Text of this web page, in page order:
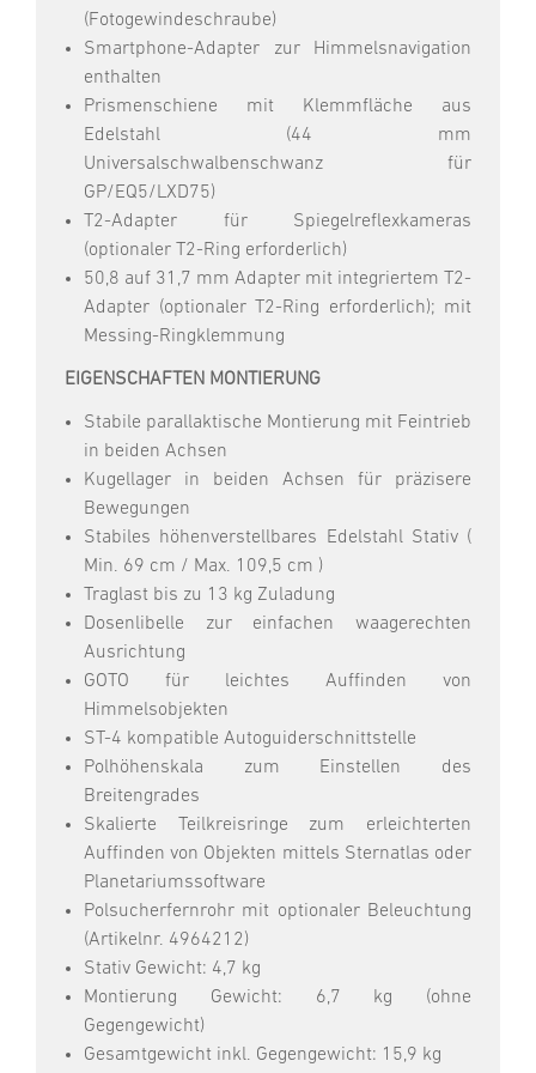
(Fotogewindeschraube)
Smartphone-Adapter zur Himmelsnavigation
enthalten
Prismenschiene mit Klemmfläche aus
Edelstahl (44 mm
Universalschwalbenschwanz für
GP/EQ5/LXD75)
T2-Adapter für Spiegelreflexkameras
(optionaler T2-Ring erforderlich)
50,8 auf 31,7 mm Adapter mit integriertem T2-
Adapter (optionaler T2-Ring erforderlich); mit
Messing-Ringklemmung
EIGENSCHAFTEN MONTIERUNG
Stabile parallaktische Montierung mit Feintrieb
in beiden Achsen
Kugellager in beiden Achsen für präzisere
Bewegungen
Stabiles höhenverstellbares Edelstahl Stativ (
Min. 69 cm / Max. 109,5 cm )
Traglast bis zu 13 kg Zuladung
Dosenlibelle zur einfachen waagerechten
Ausrichtung
GOTO für leichtes Auffinden von
Himmelsobjekten
ST-4 kompatible Autoguiderschnittstelle
Polhöhenskala zum Einstellen des
Breitengrades
Skalierte Teilkreisringe zum erleichterten
Auffinden von Objekten mittels Sternatlas oder
Planetariumssoftware
Polsucherfernrohr mit optionaler Beleuchtung
(Artikelnr. 4964212)
Stativ Gewicht: 4,7 kg
Montierung Gewicht: 6,7 kg (ohne
Gegengewicht)
Gesamtgewicht inkl. Gegengewicht: 15,9 kg